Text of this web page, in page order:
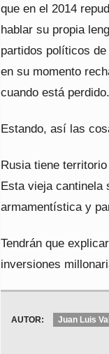
que en el 2014
hablar su propia
partidos políticos
en su momento
cuando está perdido.
Estando, así las
Rusia tiene
Esta vieja cantinela
armamentística y
Tendrán que
inversiones
AUTOR: Juan Luis